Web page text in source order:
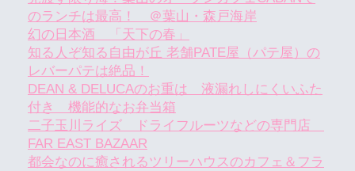
のランチは最高！ ＠葉山・森戸海岸
幻の日本酒 「天下の春」
知る人ぞ知る自由が丘 老舗PATE屋（パテ屋）の
レバーパテは絶品！
DEAN & DELUCAのお重は 液漏れしにくいふた
付き 機能的なお弁当箱
二子玉川ライズ ドライフルーツなどの専門店
FAR EAST BAZAAR
都会なのに癒されるツリーハウスのカフェ＆フラ